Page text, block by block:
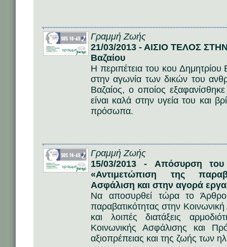
Γραμμή Ζωής
21/03/2013 - ΑΙΣΙΟ ΤΕΛΟΣ
Βαζαίου
Η περιπέτεια του κου Δημητρίου
στην αγωνία των δικών του
Βαζαίος, ο οποίος
είναι καλά στην υγεία του και
πρόσωπα.
Γραμμή Ζωής
15/03/2013 - Aπόσυρση
«Αντιμετώπιση της
Ασφάλιση και στην αγορά
Να αποσυρθεί τώρα το
παραβατικότητας στην
και λοιπές διατάξεις
Κοινωνικής Ασφάλισης και
αξιοπρέπειας και της ζωής των